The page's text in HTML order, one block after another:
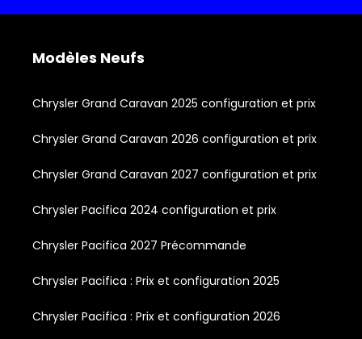
Modèles Neufs
Chrysler Grand Caravan 2025 configuration et prix
Chrysler Grand Caravan 2026 configuration et prix
Chrysler Grand Caravan 2027 configuration et prix
Chrysler Pacifica 2024 configuration et prix
Chrysler Pacifica 2027 Précommande
Chrysler Pacifica : Prix et configuration 2025
Chrysler Pacifica : Prix et configuration 2026